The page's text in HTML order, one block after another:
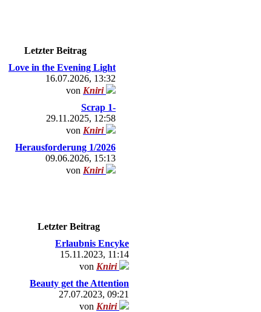
Letzter Beitrag
Love in the Evening Light
16.07.2026, 13:32
von Kniri
Scrap 1-
29.11.2025, 12:58
von Kniri
Herausforderung 1/2026
09.06.2026, 15:13
von Kniri
Letzter Beitrag
Erlaubnis Encyke
15.11.2023, 11:14
von Kniri
Beauty get the Attention
27.07.2023, 09:21
von Kniri